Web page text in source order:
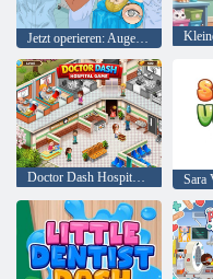
Doctor Dash Hospital-Spiel